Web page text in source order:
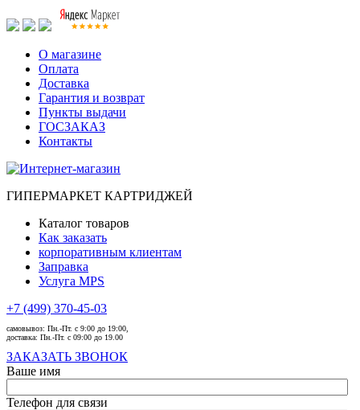
О магазине
Оплата
Доставка
Гарантия и возврат
Пункты выдачи
ГОСЗАКАЗ
Контакты
ГИПЕРМАРКЕТ КАРТРИДЖЕЙ
Каталог товаров
Как заказать
корпоративным клиентам
Заправка
Услуга MPS
+7 (499) 370-45-03
самовывоз: Пн.-Пт. с 9:00 до 19:00,
доставка: Пн.-Пт. с 09:00 до 19.00
ЗАКАЗАТЬ ЗВОНОК
Ваше имя
Телефон для связи